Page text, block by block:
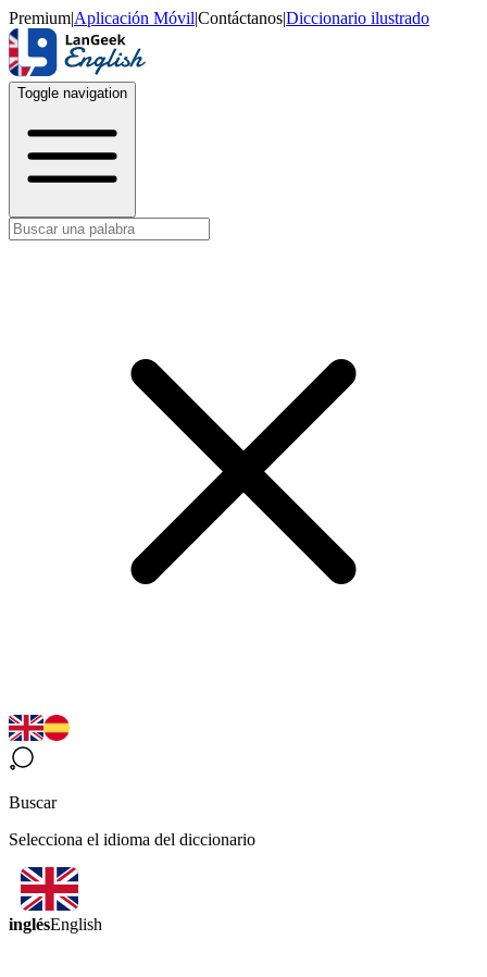
Premium|Aplicación Móvil|Contáctanos|Diccionario ilustrado
Toggle navigation
Buscar
Selecciona el idioma del diccionario
inglésEnglish